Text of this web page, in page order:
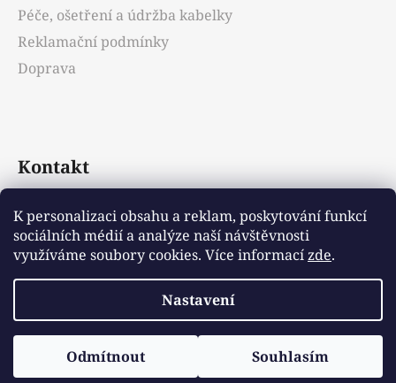
K personalizaci obsahu a reklam, poskytování funkcí
sociálních médií a analýze naší návštěvnosti
využíváme soubory cookies. Více informacízde.
Nastavení
Odmítnout Souhlasím
Péče, ošetření a údržba kabelky
Reklamační podmínky
Doprava
Kontakt
info@emotys.cz
+421903231812
Vytvořil Shoptet
Copyright 2026
. Všechna práva